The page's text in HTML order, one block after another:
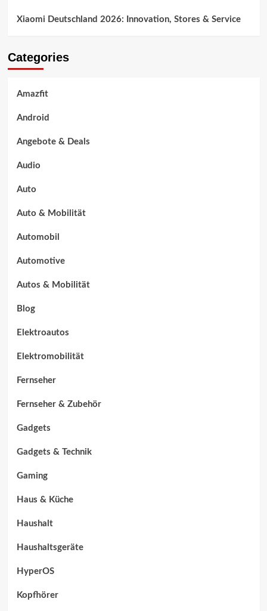
Xiaomi Deutschland 2026: Innovation, Stores & Service
Categories
Amazfit
Android
Angebote & Deals
Audio
Auto
Auto & Mobilität
Automobil
Automotive
Autos & Mobilität
Blog
Elektroautos
Elektromobilität
Fernseher
Fernseher & Zubehör
Gadgets
Gadgets & Technik
Gaming
Haus & Küche
Haushalt
Haushaltsgeräte
HyperOS
Kopfhörer